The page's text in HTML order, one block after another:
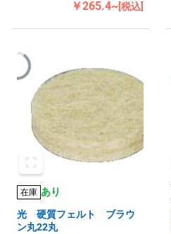
￥265.4~[税込]
在庫 あり
光 硬質フェルト ブラウ
ン丸22丸